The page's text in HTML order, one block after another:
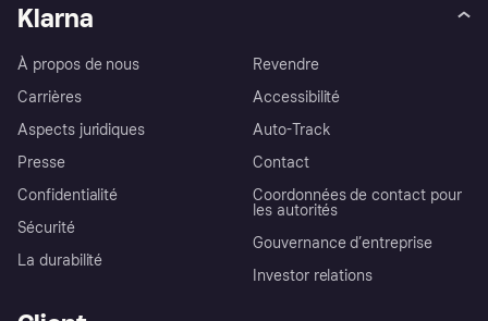
Klarna
À propos de nous
Carrières
Aspects juridiques
Presse
Confidentialité
Sécurité
La durabilité
Revendre
Accessibilité
Auto-Track
Contact
Coordonnées de contact pour
les autorités
Gouvernance d’entreprise
Investor relations